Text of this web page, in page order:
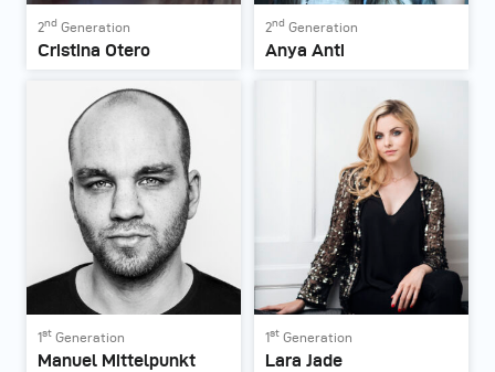
2nd Generation
Cristina Otero
2nd Generation
Anya Anti
1st Generation
Manuel Mittelpunkt
1st Generation
Lara Jade